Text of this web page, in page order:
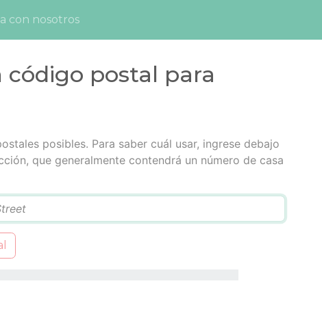
con nosotros
postal para
posibles. Para saber cuál usar, ingrese debajo
que generalmente contendrá un número de casa